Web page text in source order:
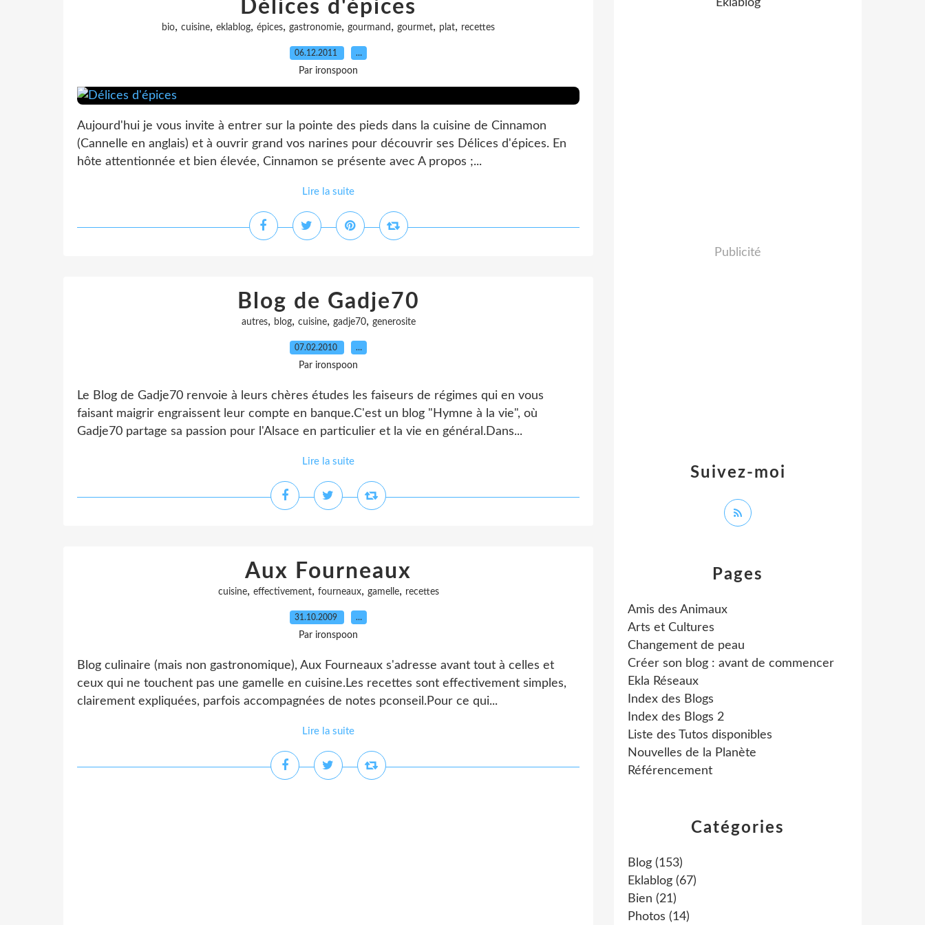
Délices d'épices
bio, cuisine, eklablog, épices, gastronomie, gourmand , gourmet, plat, recettes
06.12.2011 …
Par ironspoon
Aujourd'hui je vous invite à entrer sur la pointe des pieds dans la cuisine de Cinnamon
(Cannelle en anglais) et à ouvrir grand vos narines pour découvrir ses Délices d'épices. En
hôte attentionnée et bien élevée, Cinnamon se présente avec A propos ;...
Lire la suite
Blog de Gadje70
autres, blog, cuisine, gadje70, generosite
07.02.2010 …
Par ironspoon
Le Blog de Gadje70 renvoie à leurs chères études les faiseurs de régimes qui en vous
faisant maigrir engraissent leur compte en banque.C'est un blog "Hymne à la vie", où
Gadje70 partage sa passion pour l'Alsace en particulier et la vie en général.Dans...
Lire la suite
Aux Fourneaux
cuisine, effectivement, fourneaux, gamelle, recettes
31.10.2009 …
Par ironspoon
Blog culinaire (mais non gastronomique), Aux Fourneaux s'adresse avant tout à celles et
ceux qui ne touchent pas une gamelle en cuisine.Les recettes sont effectivement simples,
clairement expliquées, parfois accompagnées de notes pconseil.Pour ce qui...
Lire la suite
Catégories
Blog (153)
Eklablog (67)
Bien (21)
Photos (14)
Pages
Amis des Animaux
Arts et Cultures
Changement de peau
Créer son blog : avant de commencer
Ekla Réseaux
Index des Blogs
Index des Blogs 2
Liste des Tutos disponibles
Nouvelles de la Planète
Référencement
Suivez-moi
Eklablog
Publicité